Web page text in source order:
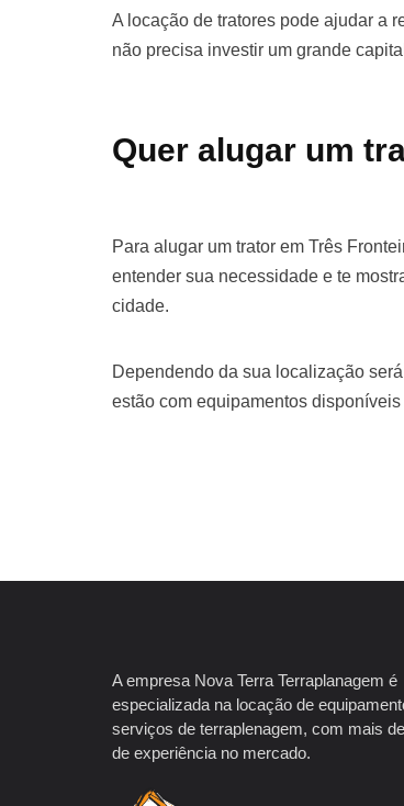
A locação de tratores pode ajudar a
não precisa investir um grande
Quer alugar um
Para alugar um trator em Três
entender sua necessidade e te
cidade.
Dependendo da sua localização
estão com equipamentos
A empresa Nova Terra Terraplanagem é
especializada na locação de
serviços de terraplenagem, com mais
de experiência no mercado.